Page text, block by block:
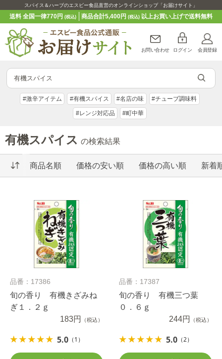
スパイス＆ハーブのエスビー食品直営のオンラインショップ「お届けサイト」
送料 全国一律770円(税込) 商品合計5,400円 (税込)以上お買い上げで送料無料
お問い合わせ ログイン 会員登録
#激辛アイテム #有機スパイス #名店の味 #チューブ調味料
#レンジ対応品 #町中華
有機スパイス の検索結果
商品名順 価格の安い順 価格の高い順 新着
品番：17386
旬の香り 有機きざみね
ぎ１．２ｇ
183円
（税込）
5.0 （1）
品番：17387
旬の香り 有機三つ葉
０．６ｇ
244円
（税込）
5.0 （2）